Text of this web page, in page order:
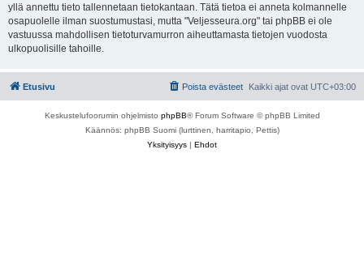
yllä annettu tieto tallennetaan tietokantaan. Tätä tietoa ei anneta kolmannelle
osapuolelle ilman suostumustasi, mutta "Veljesseura.org" tai phpBB ei ole
vastuussa mahdollisen tietoturvamurron aiheuttamasta tietojen vuodosta
ulkopuolisille tahoille.
Etusivu Kaikki ajat ovat UTC+03:00
Poista evästeet
Keskustelufoorumin ohjelmisto phpBB® Forum Software © phpBB Limited
Käännös: phpBB Suomi (lurttinen, harritapio, Pettis)
Yksityisyys | Ehdot